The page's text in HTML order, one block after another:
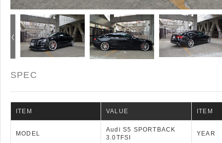
SPEC
ITEM VALUE ITEM
MODEL
Audi S5 SPORTBACK
3.0TFSI
YEAR